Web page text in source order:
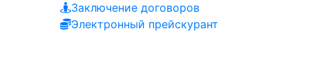
Заключение договоров
Электронный прейскурант